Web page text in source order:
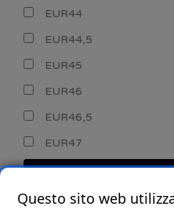
EUR44
EUR44,5
EUR45
EUR46
EUR46,5
EUR47
Questo sito web